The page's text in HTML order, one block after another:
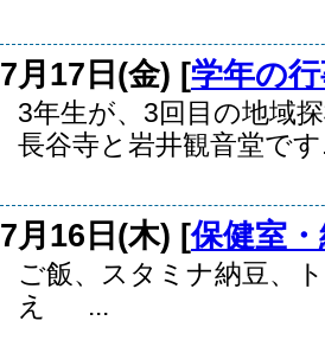
7月17日(金) [学年の
3年生が、3回目の地域
長谷寺と岩井観音堂で
7月16日(木) [保健室
ご飯、スタミナ納豆、
え ...